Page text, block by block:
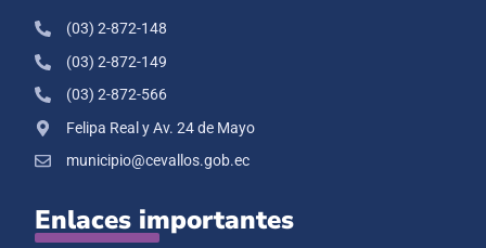
(03) 2-872-148
(03) 2-872-149
(03) 2-872-566
Felipa Real y Av. 24 de Mayo
municipio@cevallos.gob.ec
Enlaces importantes